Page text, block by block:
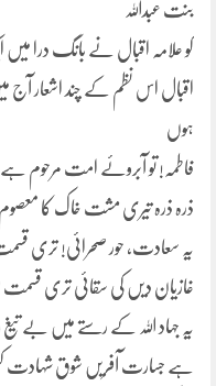
بنت عبداللہ
کو علامہ اقبال نے بانگ درا
اقبال اس نظم کے چند اشعار آج
ہوں
فاطمہ! تو آبروئے امت مرحوم ہے
ذرہ ذرہ تیری مشت خاک کا
یہ سعادت، حور صحرائی! تری
غازیان دیں کی سقائی تری قسمت
یہ جہاد اللہ کے رستے میں بے تیغ و
ہے جسارت آفریں شوق شہادت